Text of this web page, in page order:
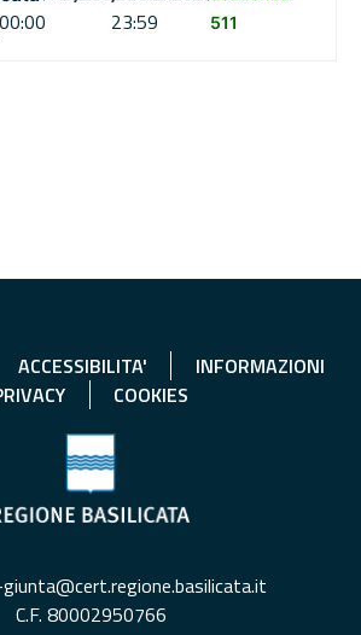
00:00
23:59
511
ACCESSIBILITA'
INFORMAZIONI
COOKIES
giunta@cert.regione.basilicata.it
C.F. 80002950766